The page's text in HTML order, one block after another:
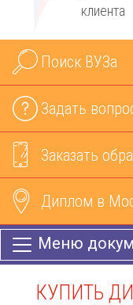
клиента
Поиск ВУЗа
Задать
Заказать
Диплом в
Меню
КУПИТЬ